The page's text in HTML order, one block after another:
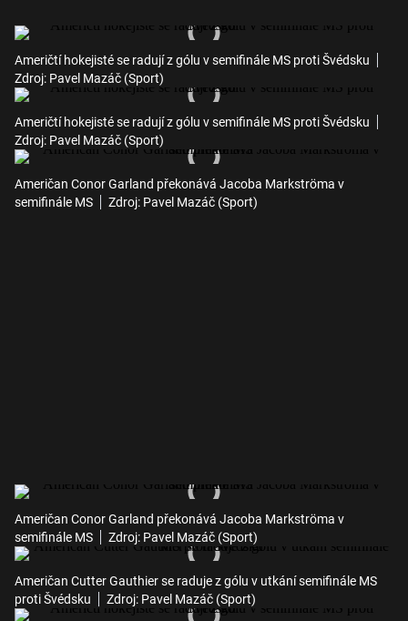
Američtí hokejisté se radují z gólu v semifinále MS proti Švédsku
Zdroj: Pavel Mazáč (Sport)
Američtí hokejisté se radují z gólu v semifinále MS proti Švédsku
Zdroj: Pavel Mazáč (Sport)
Američan Conor Garland překonává Jacoba Markströma v
semifinále MS
Zdroj: Pavel Mazáč (Sport)
Američan Conor Garland překonává Jacoba Markströma v
semifinále MS
Zdroj: Pavel Mazáč (Sport)
Američan Cutter Gauthier se raduje z gólu v utkání semifinále MS
proti Švédsku
Zdroj: Pavel Mazáč (Sport)